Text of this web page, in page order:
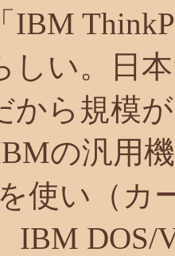
IBM
しい。日
から規模
の汎用
使い（カ
IBM DOS/